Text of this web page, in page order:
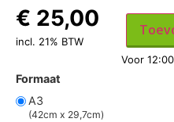
Formaat
A3
(42cm x 29,7cm)
€ 25,00
incl. 21% BTW